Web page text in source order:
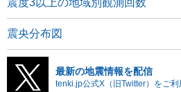
震央分布図
最新の地震情報を配信
tenki.jp公式X（旧Twitter）をご利